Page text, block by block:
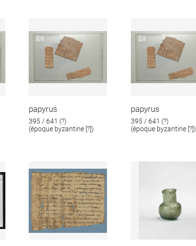
papyrus
395 / 641 (?)
(époque byzantine [?])
papyrus
395 / 641 (?)
(époque byzantine [?])